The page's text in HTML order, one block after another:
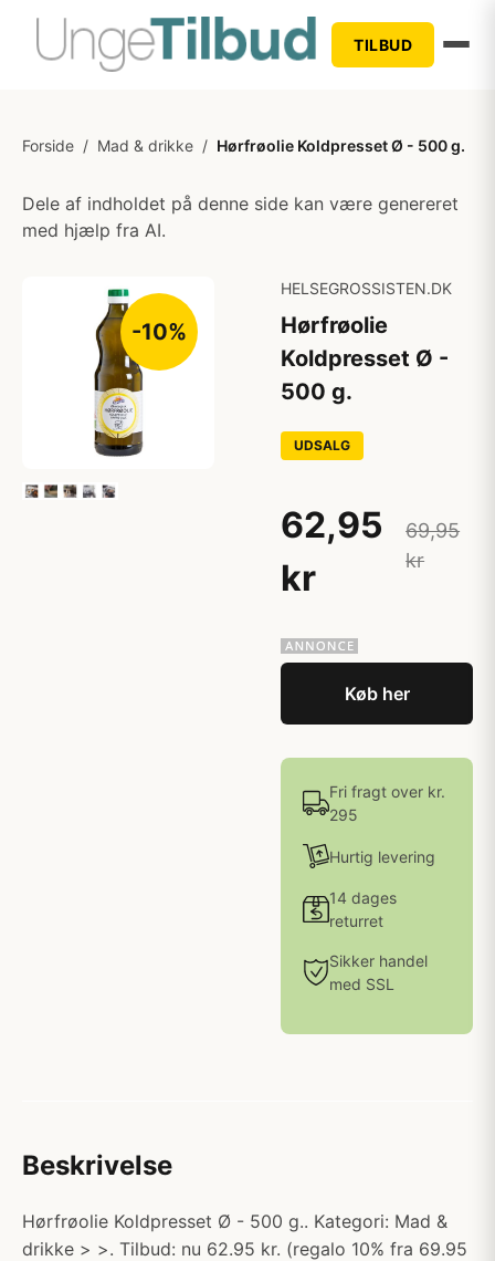
TILBUD
Forside / Mad & drikke / Hørfrøolie Koldpresset Ø - 500 g.
Dele af indholdet på denne side kan være genereret
med hjælp fra AI.
-10%
HELSEGROSSISTEN.DK
Hørfrøolie
Koldpresset Ø -
500 g.
UDSALG
62,95
kr
69,95
kr
Køb her
Fri fragt over kr.
295
Hurtig levering
14 dages
returret
Sikker handel
med SSL
Beskrivelse
Hørfrøolie Koldpresset Ø - 500 g.. Kategori: Mad &
drikke > >. Tilbud: nu 62.95 kr. (regalo 10% fra 69.95